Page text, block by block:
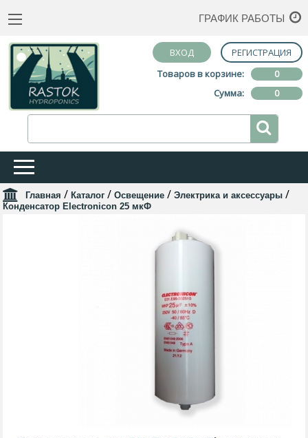
ГРАФИК РАБОТЫ
ВХОД
РЕГИСТРАЦИЯ
Товаров в корзине:
0
Сумма:
0
Главная / Каталог / Освещение / Электрика и аксессуары /
Конденсатор Electronicon 25 мкФ